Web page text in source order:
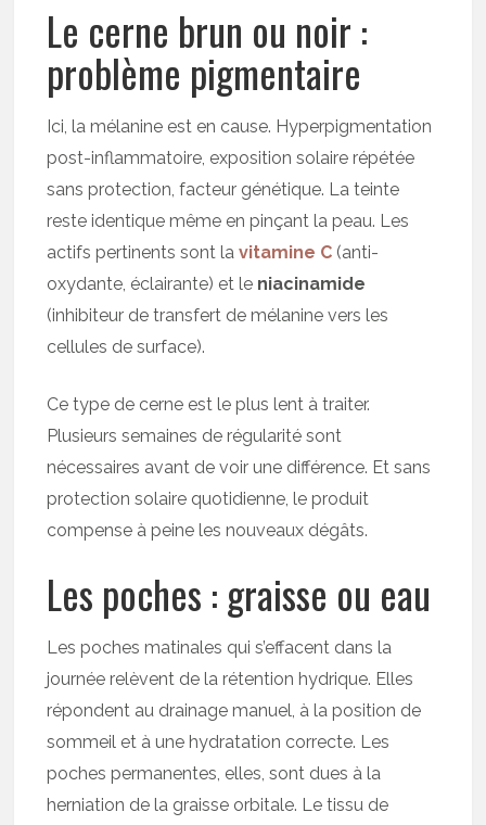
Le cerne brun ou noir :
problème pigmentaire
Ici, la mélanine est en cause. Hyperpigmentation
post-inflammatoire, exposition solaire répétée
sans protection, facteur génétique. La teinte
reste identique même en pinçant la peau. Les
actifs pertinents sont lavitamine C (anti-
oxydante, éclairante) et le niacinamide
(inhibiteur de transfert de mélanine vers les
cellules de surface).
Ce type de cerne est le plus lent à traiter.
Plusieurs semaines de régularité sont
nécessaires avant de voir une différence. Et sans
protection solaire quotidienne, le produit
compense à peine les nouveaux dégâts.
Les poches : graisse ou eau
Les poches matinales qui s’effacent dans la
journée relèvent de la rétention hydrique. Elles
répondent au drainage manuel, à la position de
sommeil et à une hydratation correcte. Les
poches permanentes, elles, sont dues à la
herniation de la graisse orbitale. Le tissu de